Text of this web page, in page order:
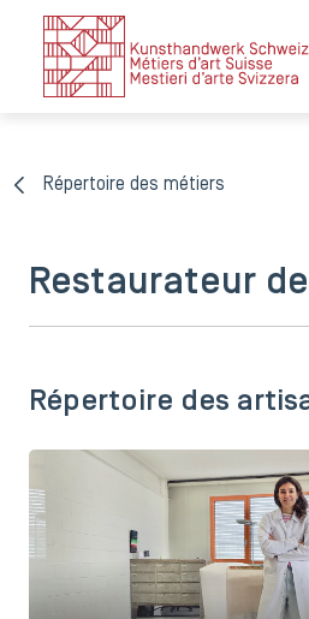
Répertoire des métiers
Restaurateur
Répertoire des